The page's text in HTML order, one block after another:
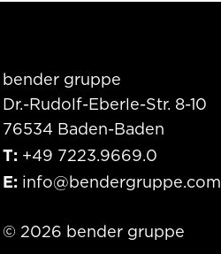
bender gruppe
Dr.-Rudolf-Eberle-Str. 8-10
76534 Baden-Baden
T: +49 7223.9669.0
E: info@bendergruppe.com
© 2026 bender gruppe